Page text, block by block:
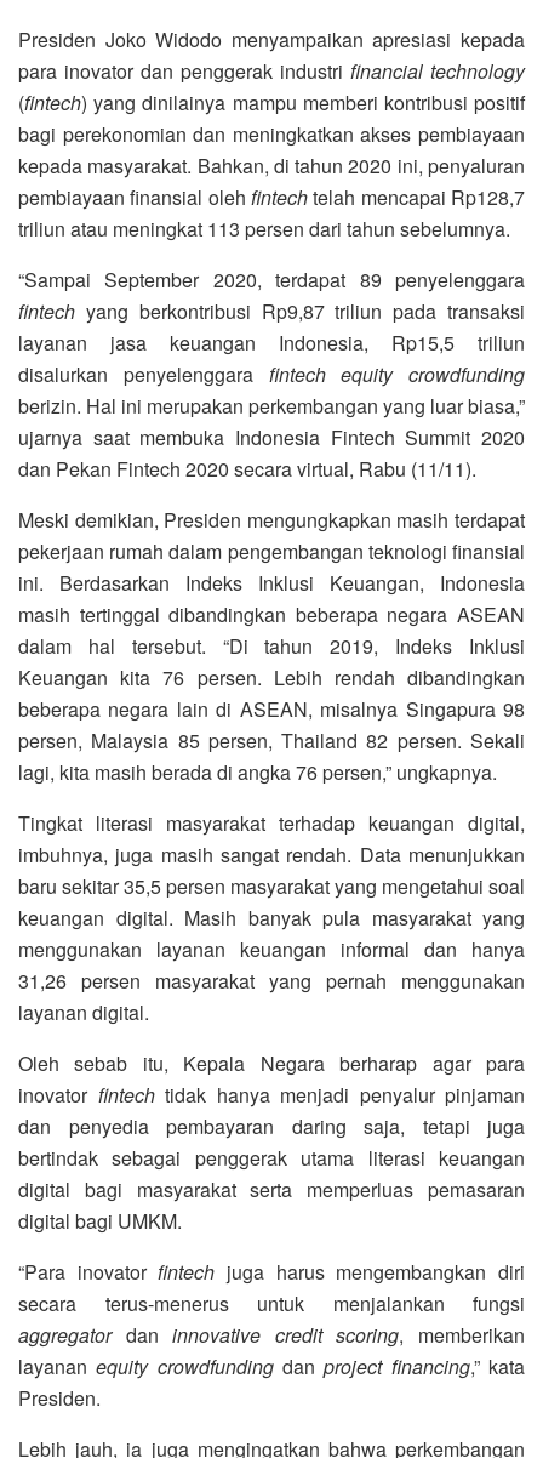
Presiden Joko Widodo menyampaikan apresiasi kepada
para inovator dan penggerak industri financial technology
(fintech) yang dinilainya mampu memberi kontribusi positif
bagi perekonomian dan meningkatkan akses pembiayaan
kepada masyarakat. Bahkan, di tahun 2020 ini, penyaluran
pembiayaan finansial oleh fintechtelah mencapai Rp128,7
triliun atau meningkat 113 persen dari tahun sebelumnya.
“Sampai September 2020, terdapat 89 penyelenggara
fintech yang berkontribusi Rp9,87 triliun pada transaksi
layanan jasa keuangan Indonesia, Rp15,5 triliun
disalurkan penyelenggara fintech equity crowdfunding
berizin. Hal ini merupakan perkembangan yang luar biasa,”
ujarnya saat membuka Indonesia Fintech Summit 2020
dan Pekan Fintech 2020 secara virtual, Rabu (11/11).
Meski demikian, Presiden mengungkapkan masih terdapat
pekerjaan rumah dalam pengembangan teknologi finansial
ini. Berdasarkan Indeks Inklusi Keuangan, Indonesia
masih tertinggal dibandingkan beberapa negara ASEAN
dalam hal tersebut. “Di tahun 2019, Indeks Inklusi
Keuangan kita 76 persen. Lebih rendah dibandingkan
beberapa negara lain di ASEAN, misalnya Singapura 98
persen, Malaysia 85 persen, Thailand 82 persen. Sekali
lagi, kita masih berada di angka 76 persen,” ungkapnya.
Tingkat literasi masyarakat terhadap keuangan digital,
imbuhnya, juga masih sangat rendah. Data menunjukkan
baru sekitar 35,5 persen masyarakat yang mengetahui soal
keuangan digital. Masih banyak pula masyarakat yang
menggunakan layanan keuangan informal dan hanya
31,26 persen masyarakat yang pernah menggunakan
layanan digital.
Oleh sebab itu, Kepala Negara berharap agar para
inovator fintechtidak hanya menjadi penyalur pinjaman
dan penyedia pembayaran daring saja, tetapi juga
bertindak sebagai penggerak utama literasi keuangan
digital bagi masyarakat serta memperluas pemasaran
digital bagi UMKM.
“Para inovatorfintech juga harus mengembangkan diri
secara terus-menerus untuk menjalankan fungsi
aggregatordaninnovative credit scoring, memberikan
layananequity crowdfundingdanproject financing,” kata
Presiden.
Lebih jauh, ia juga mengingatkan bahwa perkembangan